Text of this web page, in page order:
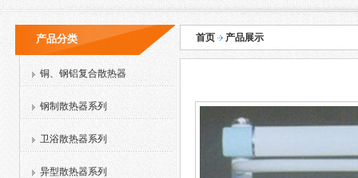
产品分类
铜、钢铝复合散热器
钢制散热器系列
卫浴散热器系列
异型散热器系列
首页 产品展示